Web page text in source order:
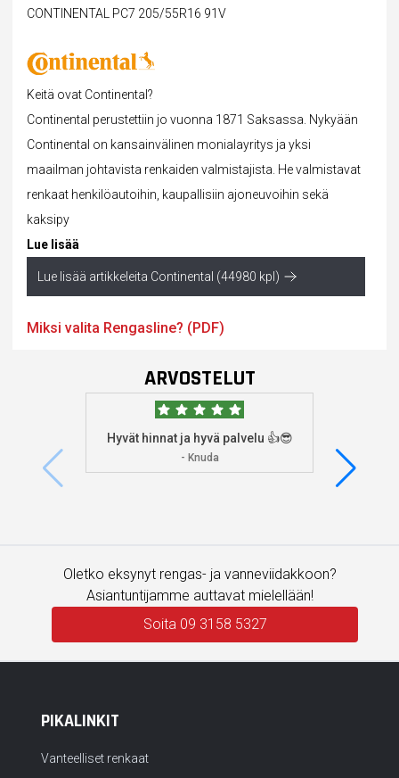
CONTINENTAL PC7 205/55R16 91V
Keitä ovat Continental?
Continental perustettiin jo vuonna 1871 Saksassa. Nykyään
Continental on kansainvälinen monialayritys ja yksi
maailman johtavista renkaiden valmistajista. He valmistavat
renkaat henkilöautoihin, kaupallisiin ajoneuvoihin sekä
kaksipy
Lue lisää
Lue lisää artikkeleita Continental (44980 kpl)
Miksi valita Rengasline? (PDF)
ARVOSTELUT
Hyvät hinnat ja hyvä palvelu 👍😎
- Knuda
Oletko eksynyt rengas- ja vanneviidakkoon?
Asiantuntijamme auttavat mielellään!
Soita 09 3158 5327
PIKALINKIT
Vanteelliset renkaat